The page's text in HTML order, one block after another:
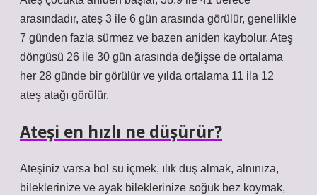
arasındadır, ateş 3 ile 6 gün arasında görülür, genellikle
7 günden fazla sürmez ve bazen aniden kaybolur. Ateş
döngüsü 26 ile 30 gün arasında değişse de ortalama
her 28 günde bir görülür ve yılda ortalama 11 ila 12
ateş atağı görülür.
Ateşi en hızlı ne düşürür?
Ateşiniz varsa bol su içmek, ılık duş almak, alnınıza,
bileklerinize ve ayak bileklerinize soğuk bez koymak,